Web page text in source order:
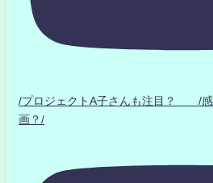
/プロジェクトA子さんも注目？ /感
画？/